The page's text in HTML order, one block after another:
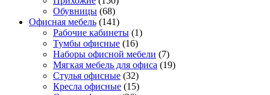
Обувницы (68)
Офисная мебель (141)
Рабочие кабинеты (1)
Тумбы офисные (16)
Наборы офисной мебели (7)
Мягкая мебель для офиса (19)
Стулья офисные (32)
Кресла офисные (15)